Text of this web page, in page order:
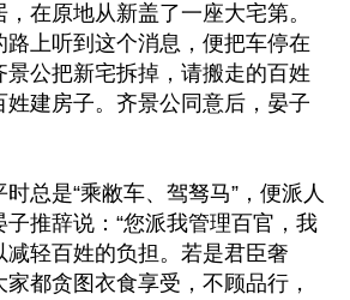
在原地从新盖了一座大宅第。
路上听到这个消息，便把车停在
景公把新宅拆掉，请搬走的百姓
姓建房子。齐景公同意后，晏子
总是“乘敝车、驾驽马”，便派人
推辞说：“您派我管理百官，我
减轻百姓的负担。若是君臣奢
都贪图衣食享受，不顾品行，